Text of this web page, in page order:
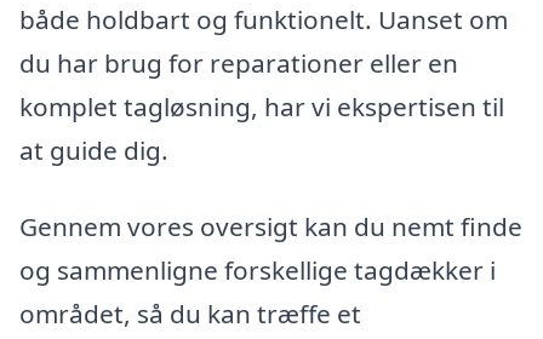
både holdbart og funktionelt. Uanset om
du har brug for reparationer eller en
komplet tagløsning, har vi ekspertisen til
at guide dig.
Gennem vores oversigt kan du nemt finde
og sammenligne forskellige tagdækker i
området, så du kan træffe et